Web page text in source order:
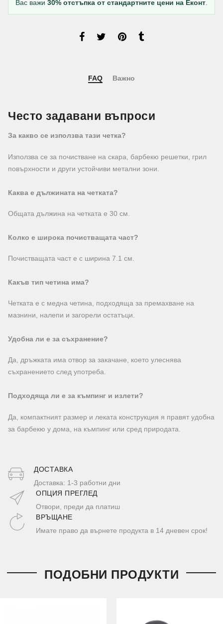
Вас важи 30% отстъпка от стандартните цени на Еконт
FAQ Важно
Често задавани въпроси
За какво се използва тази четка?
Използва се за почистване на скара, барбекю решетки, грил
повърхности и други устойчиви метални зони.
Каква е дължината на четката?
Общата дължина на четката е 30 см.
Колко е широка почистващата част?
Почистващата част е с ширина 7.1 см.
Какъв тип четина има?
Четката е с медна четина, подходяща за премахване на
мазнини, налепи и загорели остатъци.
Удобна ли е за съхранение?
Да, дръжката има отвор за закачане, което улеснява
съхранението след употреба.
Подходяща ли е за къмпинг и излети?
Да, компактният размер и леката конструкция я правят удобна
за барбекю у дома, на къмпинг или сред природата.
ДОСТАВКA
Доставка: 1-3 работни дни
ОПЦИЯ ПРЕГЛЕД
Отвори, преди да платиш
ВРЪЩАНЕ
Имате право да върнете продукта в 14 дневен срок!
ПОДОБНИ ПРОДУКТИ